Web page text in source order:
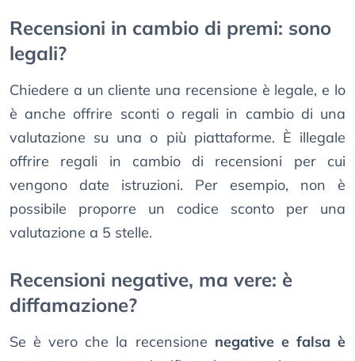
Recensioni in cambio di premi: sono
legali?
Chiedere a un cliente una recensione è legale, e lo
è anche offrire sconti o regali in cambio di una
valutazione su una o più piattaforme. È illegale
offrire regali in cambio di recensioni per cui
vengono date istruzioni. Per esempio, non è
possibile proporre un codice sconto per una
valutazione a 5 stelle.
Recensioni negative, ma vere: è
diffamazione?
Se è vero che la recensione negative e falsa è